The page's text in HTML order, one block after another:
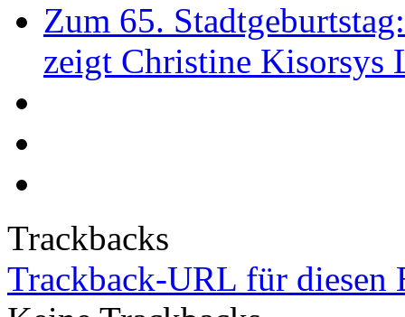
Zum 65.
zeigt Christine Kisorsys
Trackbacks
Trackback-URL für diesen